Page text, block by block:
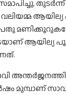
തുടര്‍ന്ന്
വലിയമ്മ
ആയില്യ
മുമ്പാണ്